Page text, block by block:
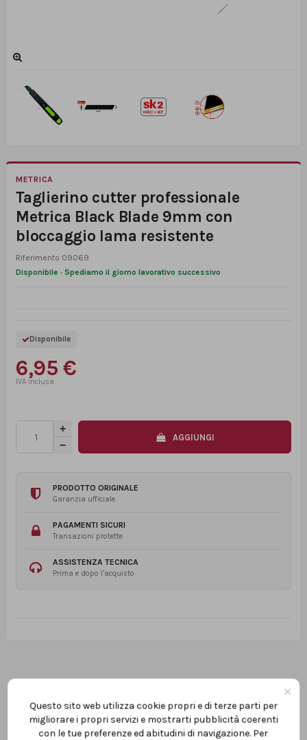
METRICA
Taglierino cutter professionale
Metrica Black Blade 9mm con
bloccaggio lama resistente
Riferimento 09069
Disponibile · Spediamo il giorno lavorativo successivo
Disponibile
6,95 €
AGGIUNGI
PRODOTTO ORIGINALE
Garanzia ufficiale
PAGAMENTI SICURI
Transazioni protette
ASSISTENZA TECNICA
Prima e dopo l’acquisto
Descrizione
×
Questo sito web utilizza cookie propri e di terze parti per
migliorare i propri servizi e mostrarti pubblicità coerenti
con le tue preferenze ed abitudini di navigazione. Per